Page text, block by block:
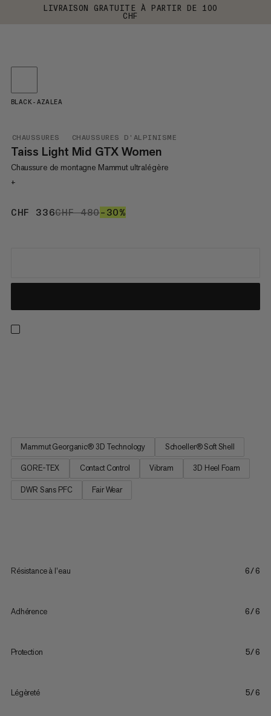
LIVRAISON GRATUITE À PARTIR DE 100
CHF
CHAUSSURES CHAUSSURES D'ALPINISME
Taiss Light Mid GTX Women
Chaussure de montagne Mammut ultralégère
+
CHF 336CHF 336
CHF 480CHF 480
–30%
BLACK-AZALEA
Mammut Georganic® 3D Technology Schoeller® Soft Shell
GORE-TEX Contact Control Vibram 3D Heel Foam
DWR Sans PFC Fair Wear
Résistance à l’eau 6/6
Adhérence 6/6
Protection 5/6
Légèreté 5/6